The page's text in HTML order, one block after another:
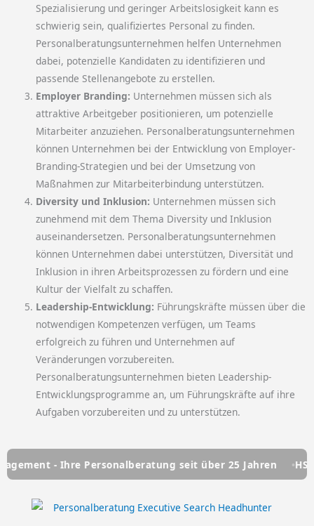
Spezialisierung und geringer Arbeitslosigkeit kann es
schwierig sein, qualifiziertes Personal zu finden.
Personalberatungsunternehmen helfen Unternehmen
dabei, potenzielle Kandidaten zu identifizieren und
passende Stellenangebote zu erstellen.
Employer Branding: Unternehmen müssen sich als
attraktive Arbeitgeber positionieren, um potenzielle
Mitarbeiter anzuziehen. Personalberatungsunternehmen
können Unternehmen bei der Entwicklung von Employer-
Branding-Strategien und bei der Umsetzung von
Maßnahmen zur Mitarbeiterbindung unterstützen.
Diversity und Inklusion: Unternehmen müssen sich
zunehmend mit dem Thema Diversity und Inklusion
auseinandersetzen. Personalberatungsunternehmen
können Unternehmen dabei unterstützen, Diversität und
Inklusion in ihren Arbeitsprozessen zu fördern und eine
Kultur der Vielfalt zu schaffen.
Leadership-Entwicklung: Führungskräfte müssen über die
notwendigen Kompetenzen verfügen, um Teams
erfolgreich zu führen und Unternehmen auf
Veränderungen vorzubereiten.
Personalberatungsunternehmen bieten Leadership-
Entwicklungsprogramme an, um Führungskräfte auf ihre
Aufgaben vorzubereiten und zu unterstützen.
- Ihre Personalberatung seit über 25 Jahren HSC